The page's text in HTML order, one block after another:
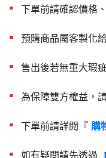
▪︎ 下單前請確認價格
▪︎ 預購商品屬客製化
▪︎ 售出後若無重大瑕
▪︎ 為保障雙方權益，
▪︎ 下單前請詳閱『 購
▪︎ 如有疑問請先透過